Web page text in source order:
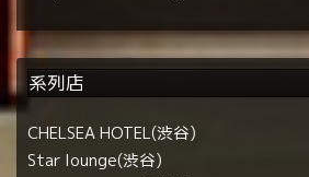
系列店
CHELSEA HOTEL(渋谷)
Star lounge(渋谷)